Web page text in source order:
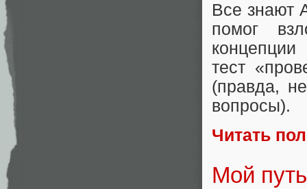
Все знают
помог
концепции
тест
(правда,
вопросы).
Читать
Мой